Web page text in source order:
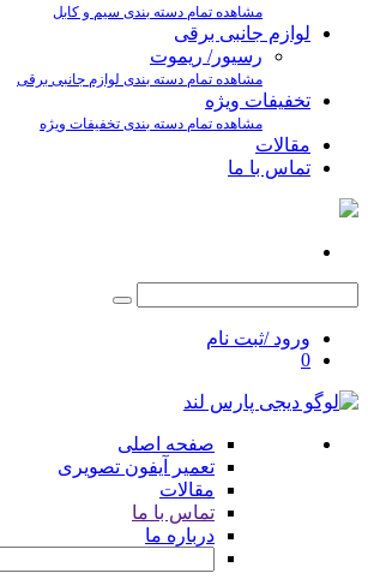
مشاهده تمام دسته بندی سیم و کابل
لوازم جانبی برقی
رسیور/ ریموت
مشاهده تمام دسته بندی لوازم جانبی برقی
تخفیفات ویژه
مشاهده تمام دسته بندی تخفیفات ویژه
مقالات
تماس با ما
ورود /ثبت نام
0
صفحه اصلی
تعمیر آیفون تصویری
مقالات
تماس با ما
درباره ما